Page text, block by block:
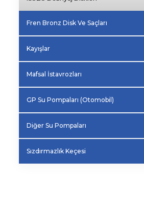
Fren Bronz Disk Ve Saçları
Kayışlar
Mafsal İstavrozları
GP Su Pompaları (Otomobil)
Diğer Su Pompaları
Sızdırmazlık Keçesi